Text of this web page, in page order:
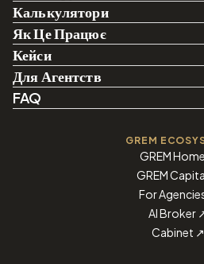
Калькулятори
Як Це Працює
Кейси
Для Агентств
FAQ
GREM
GREM Home
GREM
For
AI Broker
Cabinet ↗